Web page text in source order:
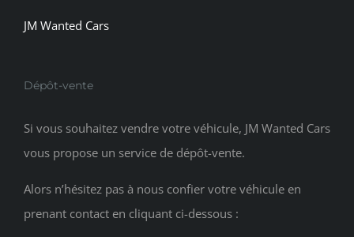
JM Wanted Cars
Dépôt-vente
Si vous souhaitez vendre votre véhicule, JM Wanted Cars
vous propose un service de dépôt-vente.
Alors n’hésitez pas à nous confier votre véhicule en
prenant contact en cliquant ci-dessous :